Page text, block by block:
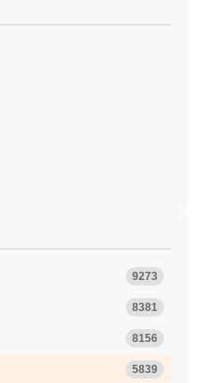
9273
8381
8156
5839